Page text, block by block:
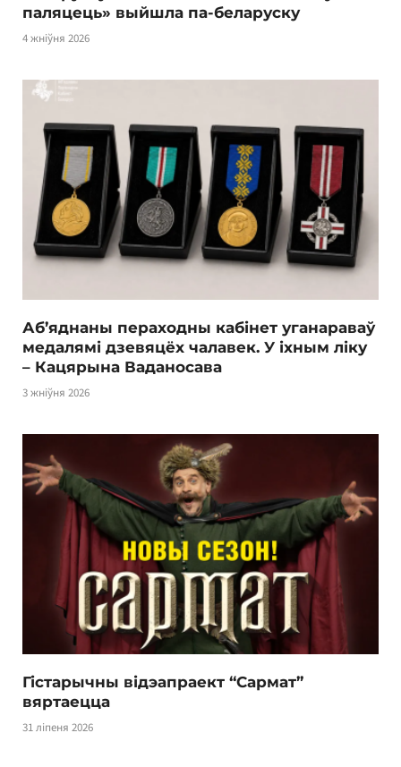
паляцець» выйшла па-беларуску
4 жніўня 2026
Аб’яднаны пераходны кабінет уганараваў
медалямі дзевяцёх чалавек. У іхным ліку
– Кацярына Ваданосава
3 жніўня 2026
Гістарычны відэапраект “Сармат”
вяртаецца
31 ліпеня 2026